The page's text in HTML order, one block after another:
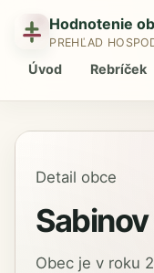
Hodnotenie
PREHĽAD
Úvod Rebríček
Detail obce
Sabinov
Obec je v roku